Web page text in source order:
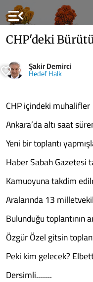
menu_open
CHP'deki
Şakir Demirci
Hedef Halk
CHP içindeki muhalifler
Ankara’da altı saat
Yeni bir toplantı
Haber Sabah Gazetesi
Kamuoyuna takdim
Aralarında 13
Bulunduğu toplantının
Özgür Özel gitsin
Peki kim gelecek?
Dersimli........